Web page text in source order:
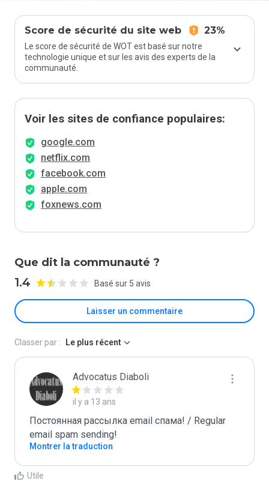
Score de sécurité du site web 23%
Le score de sécurité de WOT est basé sur notre
technologie unique et sur les avis des experts de la
communauté.
Voir les sites de confiance populaires:
google.com
netflix.com
facebook.com
apple.com
foxnews.com
Que dit la communauté ?
1.4 Basé sur 5 avis
Laisser un commentaire
Classer par : Le plus récent
Advocatus Diaboli
il y a 13 ans
Постоянная рассылка email спама! / Regular
email spam sending!
Montrer la traduction
Utile